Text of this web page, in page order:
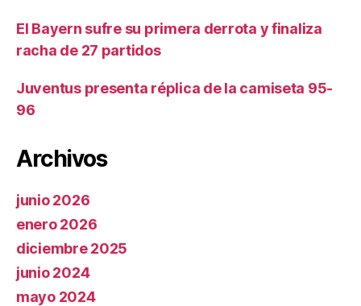
El Bayern sufre su primera derrota y finaliza
racha de 27 partidos
Juventus presenta réplica de la camiseta 95-
96
Archivos
junio 2026
enero 2026
diciembre 2025
junio 2024
mayo 2024